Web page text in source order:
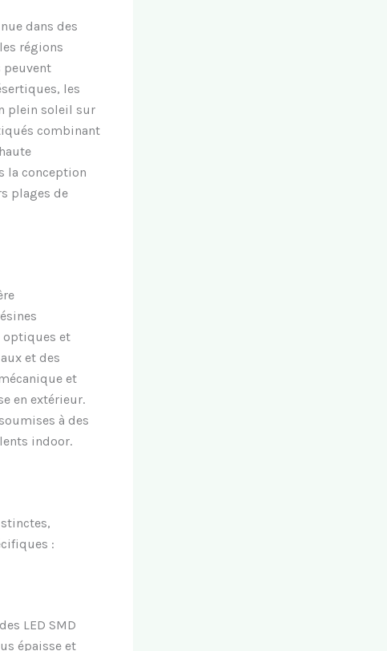
dans des
régions
peuvent
les
plein soleil sur
combinant
la conception
plages de
optiques et
et des
et
en extérieur.
à des
indoor.
:
LED SMD
épaisse et